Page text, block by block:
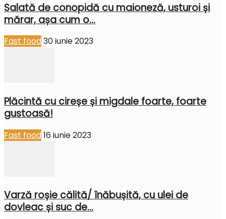
Salată de conopidă cu maioneză, usturoi și
mărar, așa cum o...
Fast food30 iunie 2023
Plăcintă cu cireșe și migdale foarte, foarte
gustoasă!
Fast food16 iunie 2023
Varză roșie călită/ înăbușită, cu ulei de
dovleac și suc de...